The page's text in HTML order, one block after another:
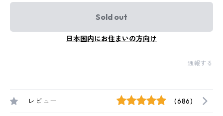
Sold out
日本国内にお住まいの方向け
通報する
レビュー (686)